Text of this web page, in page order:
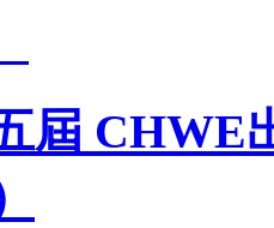
屆 CHWE